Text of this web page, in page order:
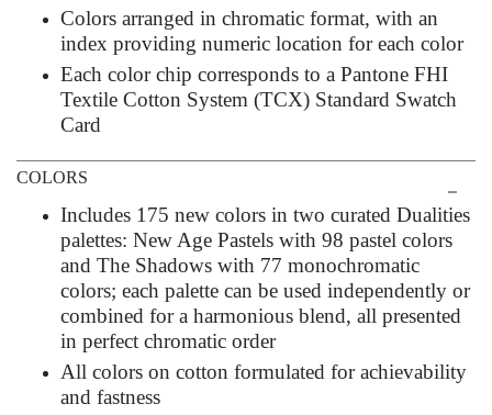
Colors arranged in chromatic format, with an
index providing numeric location for each color
Each color chip corresponds to a Pantone FHI
Textile Cotton System (TCX) Standard Swatch
Card
COLORS
Includes 175 new colors in two curated Dualities
palettes: New Age Pastels with 98 pastel colors
and The Shadows with 77 monochromatic
colors; each palette can be used independently or
combined for a harmonious blend, all presented
in perfect chromatic order
All colors on cotton formulated for achievability
and fastness